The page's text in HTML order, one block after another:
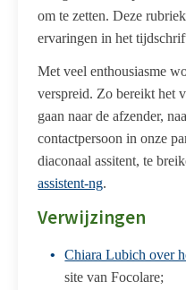
om te zetten. Deze
ervaringen in het
Met veel enthousiasme
verspreid. Zo bereikt het
gaan naar de afzender,
contactpersoon in onze
diaconaal assitent, te
assistent-ng.
Verwijzingen
Chiara Lubich over
site van Focolare;